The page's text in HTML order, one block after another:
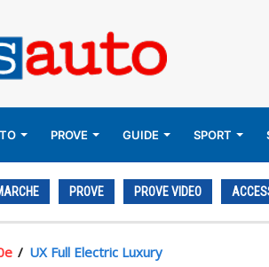
PROVE GUIDE SPORT
PROVE PROVE VIDEO
UX Full Electric Luxury